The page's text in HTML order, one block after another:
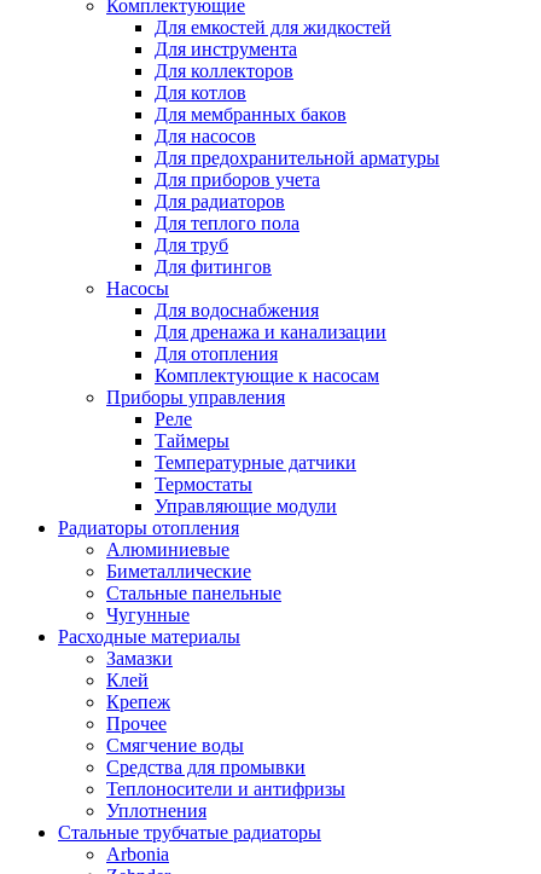
Комплектующие
Для емкостей для жидкостей
Для инструмента
Для коллекторов
Для котлов
Для мембранных баков
Для насосов
Для предохранительной арматуры
Для приборов учета
Для радиаторов
Для теплого пола
Для труб
Для фитингов
Насосы
Для водоснабжения
Для дренажа и канализации
Для отопления
Комплектующие к насосам
Приборы управления
Реле
Таймеры
Температурные датчики
Термостаты
Управляющие модули
Радиаторы отопления
Алюминиевые
Биметаллические
Стальные панельные
Чугунные
Расходные материалы
Замазки
Клей
Крепеж
Прочее
Смягчение воды
Средства для промывки
Теплоносители и антифризы
Уплотнения
Стальные трубчатые радиаторы
Arbonia